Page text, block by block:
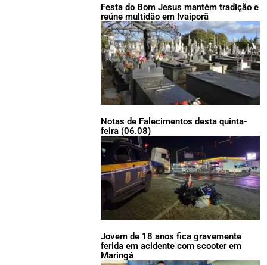
Festa do Bom Jesus mantém tradição e
reúne multidão em Ivaiporã
Notas de Falecimentos desta quinta-
feira (06.08)
Jovem de 18 anos fica gravemente
ferida em acidente com scooter em
Maringá